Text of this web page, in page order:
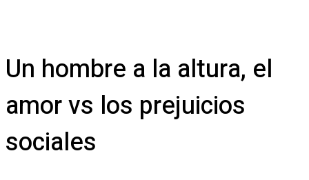
Un hombre a la altura, el
amor vs los prejuicios
sociales